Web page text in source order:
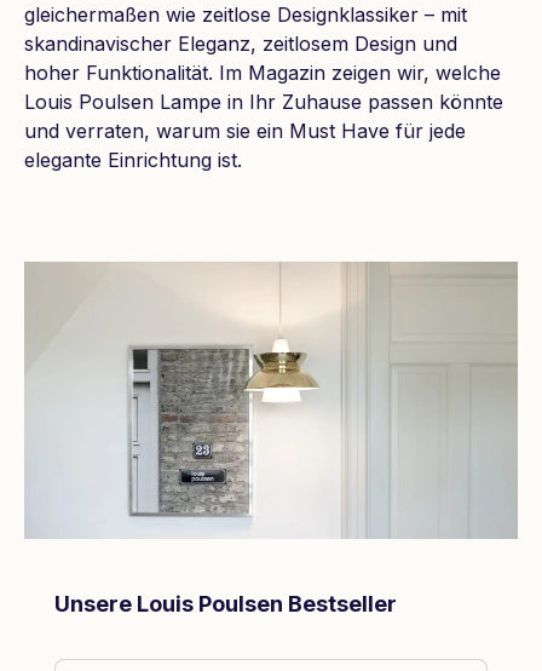
gleichermaßen wie zeitlose Designklassiker – mit
skandinavischer Eleganz, zeitlosem Design und
hoher Funktionalität. Im Magazin zeigen wir, welche
Louis Poulsen Lampe in Ihr Zuhause passen könnte
und verraten, warum sie ein Must Have für jede
elegante Einrichtung ist.
Produktgalerie überspringen
Unsere Louis Poulsen Bestseller